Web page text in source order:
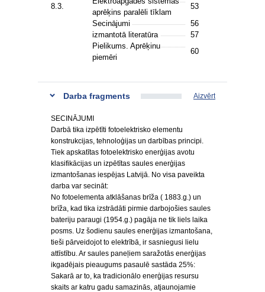
8.3.
aprēķins paralēli tīklam
53
Secinājumi
56
izmantotā literatūra
57
Pielikums. Aprēķinu
piemēri
60
Darba fragments Aizvērt
SECINĀJUMI
Darbā tika izpētīti fotoelektrisko elementu
konstrukcijas, tehnoloģijas un darbības principi.
Tiek apskatītas fotoelektrisko enerģijas avotu
klasifikācijas un izpētītas saules enerģijas
izmantošanas iespējas Latvijā. No visa paveikta
darba var secināt:
No fotoelementa atklāšanas brīža ( 1883.g.) un
brīža, kad tika izstrādāti pirmie darbojošies saules
bateriju paraugi (1954.g.) pagāja ne tik liels laika
posms. Uz šodienu saules enerģijas izmantošana,
tieši pārveidojot to elektrībā, ir sasniegusi lielu
attīstību. Ar saules paneļiem saražotās enerģijas
ikgadējais pieaugums pasaulē sastāda 25%:
Sakarā ar to, ka tradicionālo enerģijas resursu
skaits ar katru gadu samazinās, atjaunojamie